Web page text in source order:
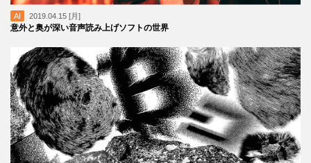
AI 2019.04.15 [月]
意外と奥が深い音声読み上げソフトの世界